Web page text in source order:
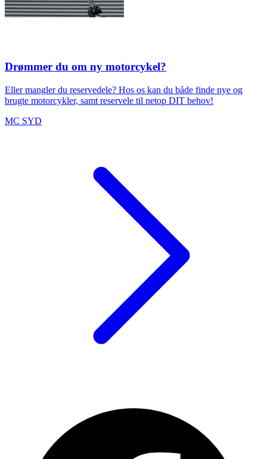
Drømmer du om ny motorcykel?
Eller mangler du reservedele? Hos os kan du både finde nye og
brugte motorcykler, samt reservele til netop DIT behov!
MC SYD